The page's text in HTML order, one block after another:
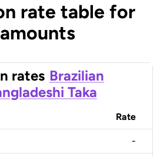
rate table for
rates Brazilian
Taka
Rate
-